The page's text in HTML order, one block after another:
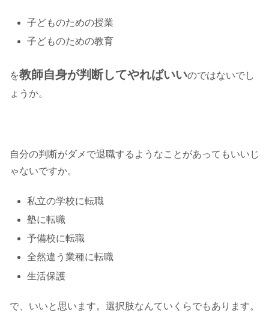
子どものための授業
子どものための教育
を教師自身が判断してやればいいのではないでし
ょうか。
自分の判断がダメで退職するようなことがあってもいいじ
ゃないですか。
私立の学校に転職
塾に転職
予備校に転職
全然違う業種に転職
生活保護
で、いいと思います。選択肢なんていくらでもあります。